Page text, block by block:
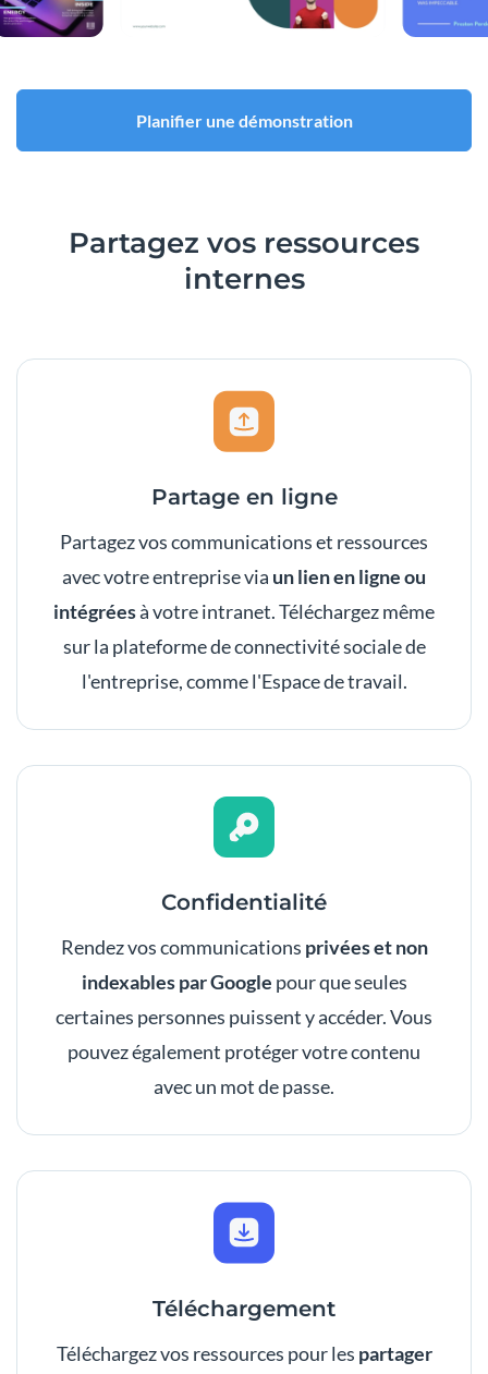
Planifier une démonstration
Partagez vos ressources
internes
Partage en ligne
Partagez vos communications et ressources
avec votre entreprise via un lien en ligne ou
intégréesà votre intranet. Téléchargez même
sur la plateforme de connectivité sociale de
l'entreprise, comme l'Espace de travail.
Confidentialité
Rendez vos communications privées et non
indexables par Google pour que seules
certaines personnes puissent y accéder. Vous
pouvez également protéger votre contenu
avec un mot de passe.
Téléchargement
Téléchargez vos ressources pour les partager